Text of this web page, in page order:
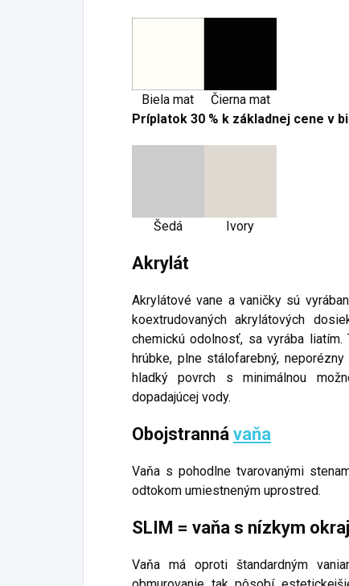
Biela mat
Čierna mat
Príplatok 30 % k základnej cene v
Šedá Ivory
Akrylát
Akrylátové vane a vaničky sú
koextrudovaných akrylátových
chemickú odolnosť, sa vyrába
hrúbke, plne stálofarebný,
hladký povrch s minimálnou
dopadajúcej vody.
Obojstranná vaňa
Vaňa s pohodlne tvarovanými
odtokom umiestneným uprostred.
SLIM = vaňa s nízkym
Vaňa má oproti štandardným